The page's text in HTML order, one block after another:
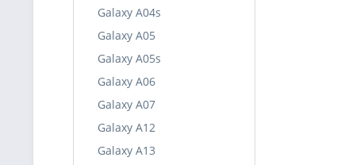
Galaxy A04s
Galaxy A05
Galaxy A05s
Galaxy A06
Galaxy A07
Galaxy A12
Galaxy A13